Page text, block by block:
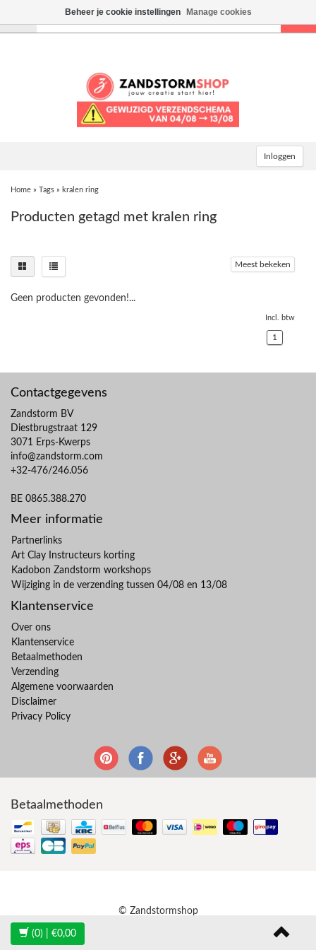
Inloggen
Home » Tags » kralen ring
Producten getagd met kralen ring
Meest bekeken
Geen producten gevonden!...
Incl. btw
1
Contactgegevens
Zandstorm BV
Diestbrugstraat 129
3071 Erps-Kwerps
info@zandstorm.com
+32-476/246.056
BE 0865.388.270
Meer informatie
Partnerlinks
Art Clay Instructeurs korting
Kadobon Zandstorm workshops
Wijziging in de verzending tussen 04/08 en 13/08
Klantenservice
Over ons
Klantenservice
Betaalmethoden
Verzending
Algemene voorwaarden
Disclaimer
Privacy Policy
Betaalmethoden
© Zandstormshop
(0) | €0,00
Beheer je cookie instellingen Manage cookies